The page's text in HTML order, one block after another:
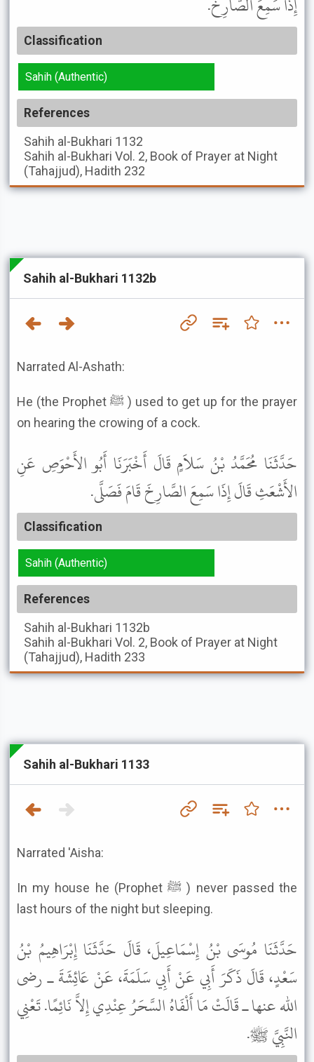
Classification
Sahih (Authentic)
References
Sahih al-Bukhari 1132
Sahih al-Bukhari Vol. 2, Book of Prayer at Night
(Tahajjud), Hadith 232
Sahih al-Bukhari 1132b
Narrated Al-Ashath:
He (the Prophet ﷺ ) used to get up for the prayer
on hearing the crowing of a cock.
حَدَّثَنَا مُحَمَّدُ بْنُ سَلاَمٍ قَالَ أَخْبَرَنَا أَبُو الأَحْوَصِ عَنِ
الأَشْعَثِ قَالَ إِذَا سَمِعَ الصَّارِخَ قَامَ فَصَلَّى.
Classification
Sahih (Authentic)
References
Sahih al-Bukhari 1132b
Sahih al-Bukhari Vol. 2, Book of Prayer at Night
(Tahajjud), Hadith 233
Sahih al-Bukhari 1133
Narrated 'Aisha:
In my house he (Prophet ﷺ ) never passed the
last hours of the night but sleeping.
حَدَّثَنَا مُوسَى بْنُ إِسْمَاعِيلَ، قَالَ حَدَّثَنَا إِبْرَاهِيمُ بْنُ
سَعْدٍ، قَالَ ذَكَرَ أَبِي عَنْ أَبِي سَلَمَةَ، عَنْ عَائِشَةَ ـ رضى
الله عنها ـ قَالَتْ مَا أَلْفَاهُ السَّحَرُ عِنْدِي إِلاَّ نَائِمًا. تَعْنِي
النَّبِيَّ ﷺ.